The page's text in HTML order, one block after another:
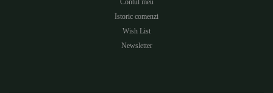
Contul meu
Istoric comenzi
Wish List
Newsletter